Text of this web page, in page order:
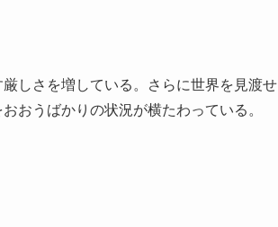
しさを増している。さらに世界を見渡せ
おうばかりの状況が横たわっている。